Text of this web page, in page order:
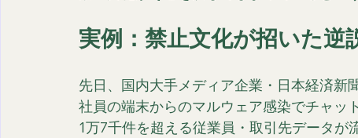
実例：禁止文化が招いた逆
先日、国内大手メディア企業・日本経済新
社員の端末からのマルウェア感染でチャッ
1万7千件を超える従業員・取引先データが